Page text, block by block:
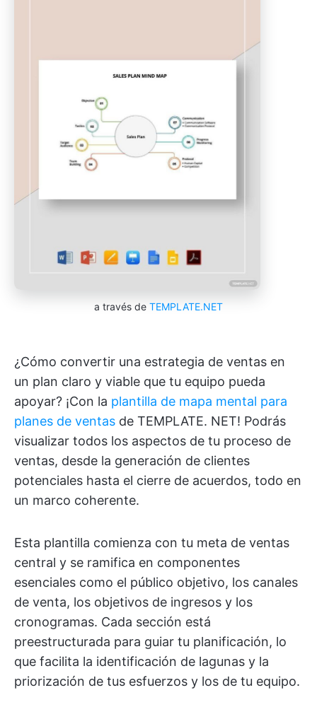
a través de TEMPLATE.NET
¿Cómo convertir una estrategia de ventas en
un plan claro y viable que tu equipo pueda
apoyar? ¡Con la plantilla de mapa mental para
planes de ventas de TEMPLATE. NET! Podrás
visualizar todos los aspectos de tu proceso de
ventas, desde la generación de clientes
potenciales hasta el cierre de acuerdos, todo en
un marco coherente.
Esta plantilla comienza con tu meta de ventas
central y se ramifica en componentes
esenciales como el público objetivo, los canales
de venta, los objetivos de ingresos y los
cronogramas. Cada sección está
preestructurada para guiar tu planificación, lo
que facilita la identificación de lagunas y la
priorización de tus esfuerzos y los de tu equipo.